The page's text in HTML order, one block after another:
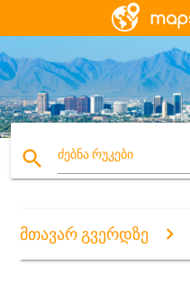
search ძებნა რუკები
მთავარ გვერდზე